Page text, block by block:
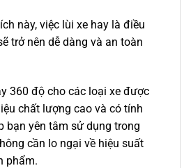
này, việc lùi xe hay là điều
trở nên dễ dàng và an toàn
360 độ cho các loại xe được
chất lượng cao và có tính
bạn yên tâm sử dụng trong
cần lo ngại về hiệu suất
phẩm.